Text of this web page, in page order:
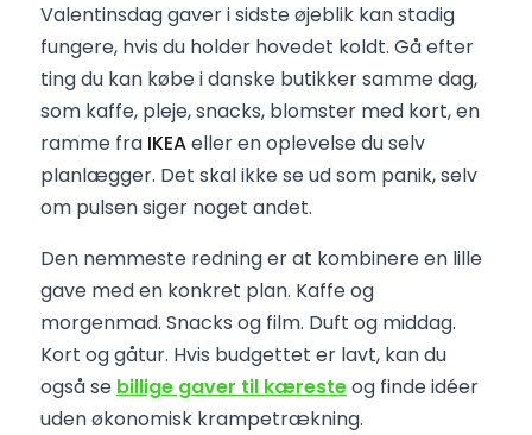
Valentinsdag gaver i sidste øjeblik kan stadig
fungere, hvis du holder hovedet koldt. Gå efter
ting du kan købe i danske butikker samme dag,
som kaffe, pleje, snacks, blomster med kort, en
ramme fra IKEAeller en oplevelse du selv
planlægger. Det skal ikke se ud som panik, selv
om pulsen siger noget andet.
Den nemmeste redning er at kombinere en lille
gave med en konkret plan. Kaffe og
morgenmad. Snacks og film. Duft og middag.
Kort og gåtur. Hvis budgettet er lavt, kan du
også se billige gaver til kæresteog finde idéer
uden økonomisk krampetrækning.